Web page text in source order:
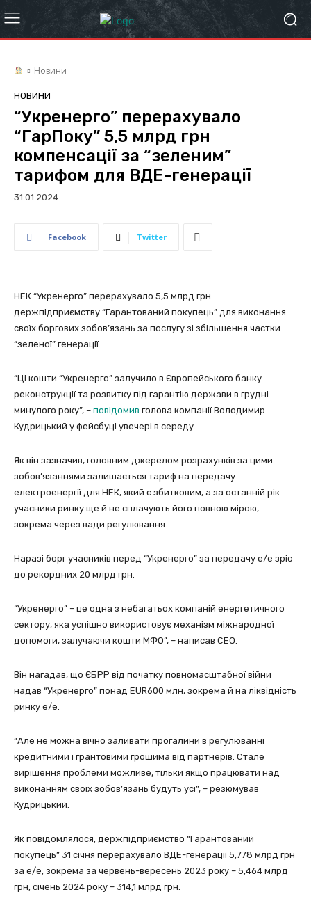
Новини
НОВИНИ
“Укренерго” перерахувало
“ГарПоку” 5,5 млрд грн
компенсації за “зеленим”
тарифом для ВДЕ-генерації
31.01.2024
Facebook Twitter
НЕК “Укренерго” перерахувало 5,5 млрд грн
держпідприємству “Гарантований покупець” для виконання
своїх боргових зобов’язань за послугу зі збільшення частки
“зеленої” генерації.
“Ці кошти “Укренерго” залучило в Європейського банку
реконструкції та розвитку під гарантію держави в грудні
минулого року”, – повідомив голова компанії Володимир
Кудрицький у фейсбуці увечері в середу.
Як він зазначив, головним джерелом розрахунків за цими
зобов’язаннями залишається тариф на передачу
електроенергії для НЕК, який є збитковим, а за останній рік
учасники ринку ще й не сплачують його повною мірою,
зокрема через вади регулювання.
Наразі борг учасників перед “Укренерго” за передачу е/е зріс
до рекордних 20 млрд грн.
“Укренерго” – це одна з небагатьох компаній енергетичного
сектору, яка успішно використовує механізм міжнародної
допомоги, залучаючи кошти МФО”, – написав CEO.
Він нагадав, що ЄБРР від початку повномасштабної війни
надав “Укренерго” понад EUR600 млн, зокрема й на ліквідність
ринку е/е.
“Але не можна вічно заливати прогалини в регулюванні
кредитними і грантовими грошима від партнерів. Стале
вирішення проблеми можливе, тільки якщо працювати над
виконанням своїх зобов’язань будуть усі”, – резюмував
Кудрицький.
Як повідомлялося, держпідприємство “Гарантований
покупець” 31 січня перерахувало ВДЕ-генерації 5,778 млрд грн
за е/е, зокрема за червень-вересень 2023 року – 5,464 млрд
грн, січень 2024 року – 314,1 млрд грн.